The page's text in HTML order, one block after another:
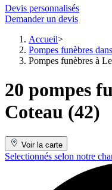
Devis personnalisés
Demander un devis
Accueil
Pompes funèbres
Pompes funèbres à
20 pompes
Coteau (42)
Voir la carte
Selectionnés selon notre